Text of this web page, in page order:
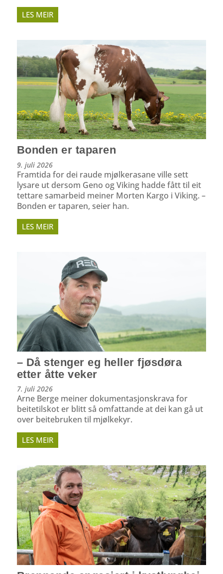
LES MEIR
Bonden er taparen
9. juli 2026
Framtida for dei raude mjølkerasane ville sett
lysare ut dersom Geno og Viking hadde fått til eit
tettare samarbeid meiner Morten Kargo i Viking. –
Bonden er taparen, seier han.
LES MEIR
– Då stenger eg heller fjøsdøra
etter åtte veker
7. juli 2026
Arne Berge meiner dokumentasjonskrava for
beitetilskot er blitt så omfattande at dei kan gå ut
over beitebruken til mjølkekyr.
LES MEIR